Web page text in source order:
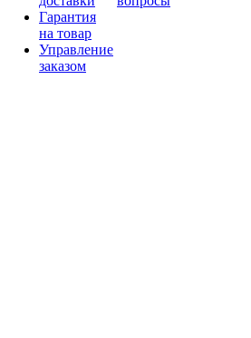
Гарантия
на товар
Управление
заказом